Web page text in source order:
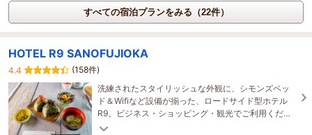
すべての宿泊プランをみる（22件）
HOTEL R9 SANOFUJIOKA
4.4
(158件)
洗練されたスタイリッシュな外観に、シモンズベッ
ド＆Wifiなど設備が揃った、ロードサイド型ホテル
R9。ビジネス・ショッピング・観光でご利用くださ
い！